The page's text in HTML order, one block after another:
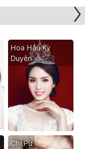
Hoa Hậu Kỳ
Duyên
Chi Pu